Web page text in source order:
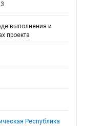
выполнения и
проекта
Республика